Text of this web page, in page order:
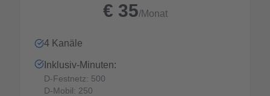
€ 35/Monat
4 Kanäle
Inklusiv-Minuten:
D-Festnetz: 500
D-Mobil: 250